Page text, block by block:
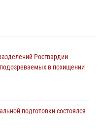
Росгвардии
в похищении
подготовки состоялся